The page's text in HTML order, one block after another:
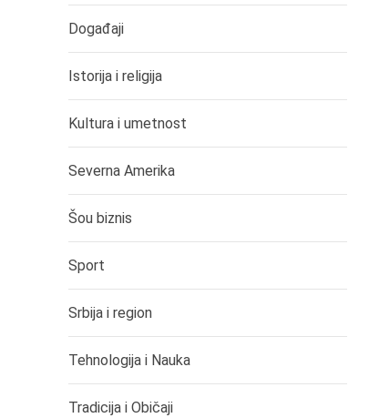
Događaji
Istorija i religija
Kultura i umetnost
Severna Amerika
Šou biznis
Sport
Srbija i region
Tehnologija i Nauka
Tradicija i Običaji